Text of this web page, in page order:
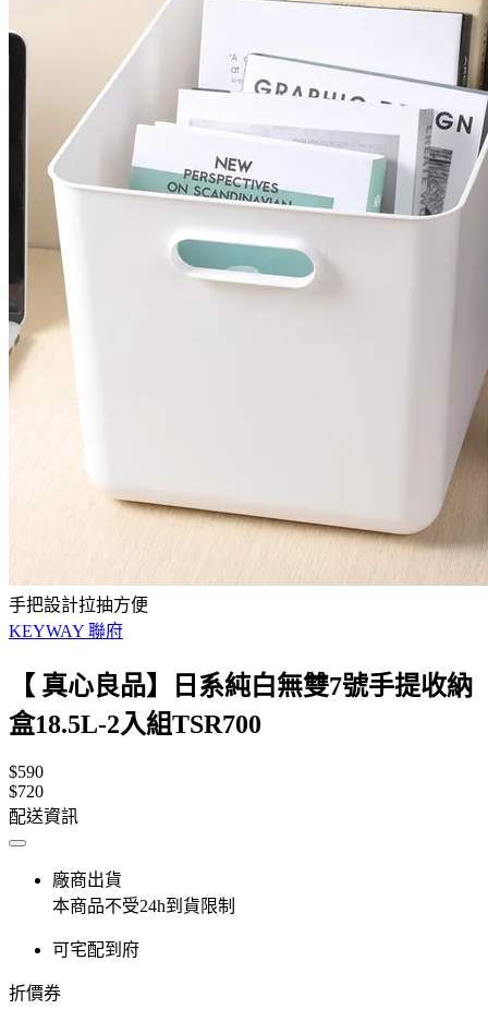
手把設計拉抽方便
KEYWAY 聯府
【 真心良品】日系純白無雙7號手提收納
盒18.5L-2入組TSR700
$590
$720
配送資訊
廠商出貨
本商品不受24h到貨限制
可宅配到府
折價券